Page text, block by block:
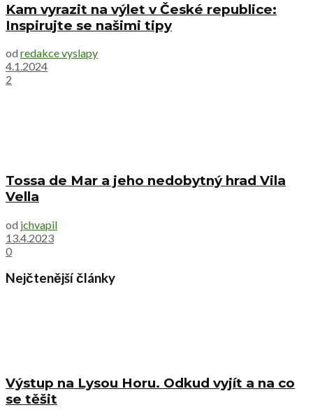
Kam vyrazit na výlet v České republice:
Inspirujte se našimi tipy
od redakce vyslapy
4.1.2024
2
Tossa de Mar a jeho nedobytný hrad Vila
Vella
od jchvapil
13.4.2023
0
Nejčtenější články
Výstup na Lysou Horu. Odkud vyjít a na co
se těšit